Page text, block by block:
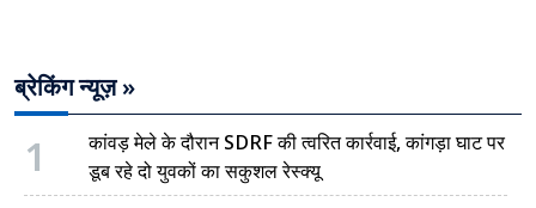
ब्रेकिंग न्यूज़ »
1
कांवड़ मेले के दौरान SDRF की त्वरित कार्रवाई, कांगड़ा घाट पर
डूब रहे दो युवकों का सकुशल रेस्क्यू
लखनऊ
उत्तराखंड
अल्मोड़ा